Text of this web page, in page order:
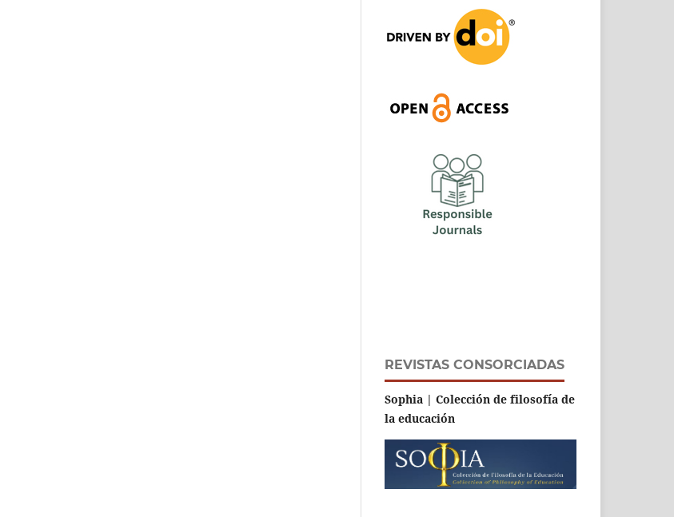
REVISTAS CONSORCIADAS
Sophia | Colección de filosofía de
la educación